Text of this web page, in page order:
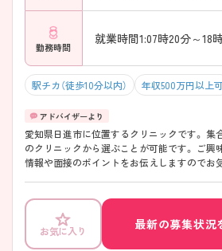
勤務時間
就業時間1:07時20分～18時
駅チカ（徒歩10分以内） 年収500万円以上可
愛知県日進市に位置するクリニックです。 集合場所は、神宮前駅か日進
のクリニックから選ぶことが可能です。 ご興味をお持ちの方には詳細の
情報や面接のポイントをお伝えしますのでお
お気に入り 最新の募集状況